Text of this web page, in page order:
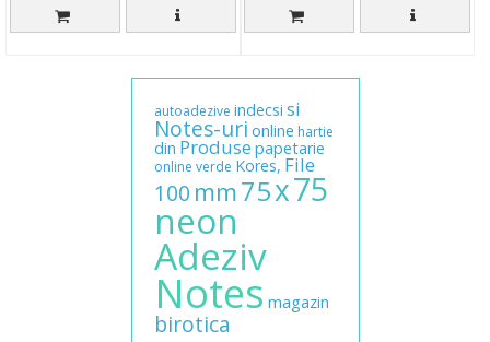
autoadezive indecsi si
Notes-uri online hartie
din Produse papetarie
online verde Kores, File
100 mm75x75
neon
Adeziv
Notes magazin
birotica